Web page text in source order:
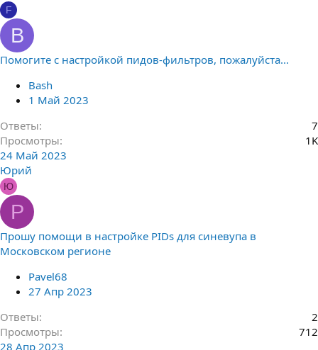
F
B
Помогите с настройкой пидов-фильтров, пожалуйста...
Bash
1 Май 2023
Ответы
7
Просмотры
1K
24 Май 2023
Юрий
Ю
P
Прошу помощи в настройке PIDs для синевупа в
Московском регионе
Pavel68
27 Апр 2023
Ответы
2
Просмотры
712
28 Апр 2023